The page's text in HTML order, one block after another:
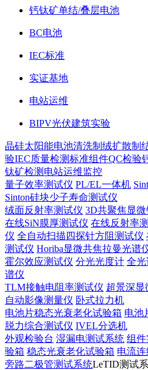
钙钛矿单结/叠层电池
BC电池
IEC标准
实证基地
电站运维
BIPV光伏建筑实验
晶硅太阳能电池清洗制绒扩散制
验IEC质量检测标准组件QC检验
钛矿检测 电站运维监控
量子效率测试仪 PL/EL一体机
Sinton硅块少子寿命测试仪
绒面反射率测试仪 3D共聚焦显微
在线SiN膜厚测试仪 在线反射率
仪 全自动扫描四探针方阻测试仪
测试仪 Horiba显微共焦拉曼光谱
霍尔效应测试仪 分光光度计 全光
谱仪
TLM接触电阻率测试仪 超景深显
自动影像测量仪 卧式拉力机
电池片稳态光衰老化试验箱 电池
脱力综合测试仪 IVEL分选机
外观检验台 湿漏电测试系统 组
验箱 稳态光衰老化试验箱 电流
旁路二极管测试系统LeTID测试